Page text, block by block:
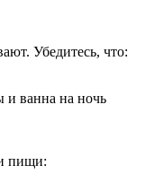
Убедитесь, что:
и ванна на ночь
пищи: